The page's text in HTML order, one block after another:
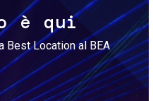
è qui
Best Location al BEA